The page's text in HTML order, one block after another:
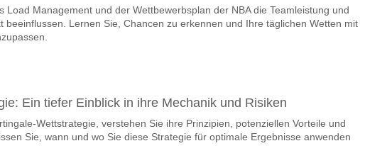
Load Management und der Wettbewerbsplan der NBA die Teamleistung und
beeinflussen. Lernen Sie, Chancen zu erkennen und Ihre täglichen Wetten mit
Ein tiefer Einblick in ihre Mechanik und Risiken
Wettstrategie, verstehen Sie ihre Prinzipien, potenziellen Vorteile und
Sie, wann und wo Sie diese Strategie für optimale Ergebnisse anwenden